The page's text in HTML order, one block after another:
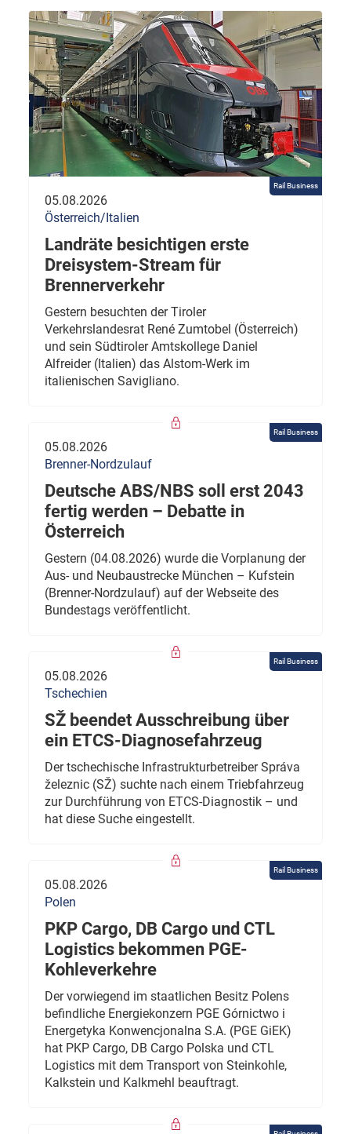
Rail Business
05.08.2026
Österreich/Italien
Landräte besichtigen erste
Dreisystem-Stream für
Brennerverkehr
Gestern besuchten der Tiroler
Verkehrslandesrat René Zumtobel (Österreich)
und sein Südtiroler Amtskollege Daniel
Alfreider (Italien) das Alstom-Werk im
italienischen Savigliano.
Rail Business
05.08.2026
Brenner-Nordzulauf
Deutsche ABS/NBS soll erst 2043
fertig werden – Debatte in
Österreich
Gestern (04.08.2026) wurde die Vorplanung der
Aus- und Neubaustrecke München – Kufstein
(Brenner-Nordzulauf) auf der Webseite des
Bundestags veröffentlicht.
Rail Business
05.08.2026
Tschechien
SŽ beendet Ausschreibung über
ein ETCS-Diagnosefahrzeug
Der tschechische Infrastrukturbetreiber Správa
železnic (SŽ) suchte nach einem Triebfahrzeug
zur Durchführung von ETCS-Diagnostik – und
hat diese Suche eingestellt.
Rail Business
05.08.2026
Polen
PKP Cargo, DB Cargo und CTL
Logistics bekommen PGE-
Kohleverkehre
Der vorwiegend im staatlichen Besitz Polens
befindliche Energiekonzern PGE Górnictwo i
Energetyka Konwencjonalna S.A. (PGE GiEK)
hat PKP Cargo, DB Cargo Polska und CTL
Logistics mit dem Transport von Steinkohle,
Kalkstein und Kalkmehl beauftragt.